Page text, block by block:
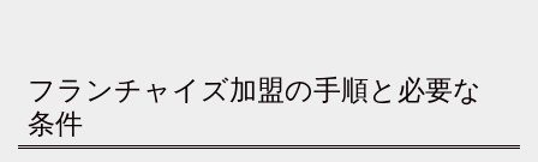
フランチャイズ加盟の手順と必要な
条件